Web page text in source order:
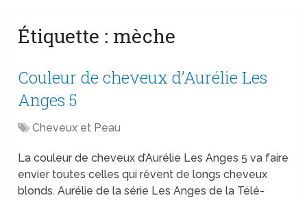
Étiquette : mèche
Couleur de cheveux d’Aurélie Les
Anges 5
Cheveux et Peau
La couleur de cheveux d’Aurélie Les Anges 5 va faire
envier toutes celles qui rêvent de longs cheveux
blonds. Aurélie de la série Les Anges de la Télé-